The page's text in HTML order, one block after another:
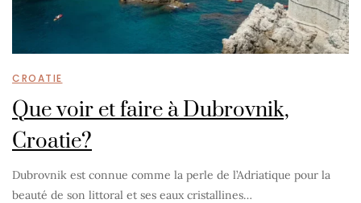
CROATIE
Que voir et faire à Dubrovnik,
Croatie?
Dubrovnik est connue comme la perle de l’Adriatique pour la
beauté de son littoral et ses eaux cristallines…